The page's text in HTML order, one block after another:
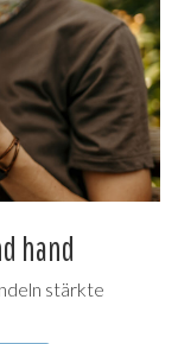
hand
stärkte